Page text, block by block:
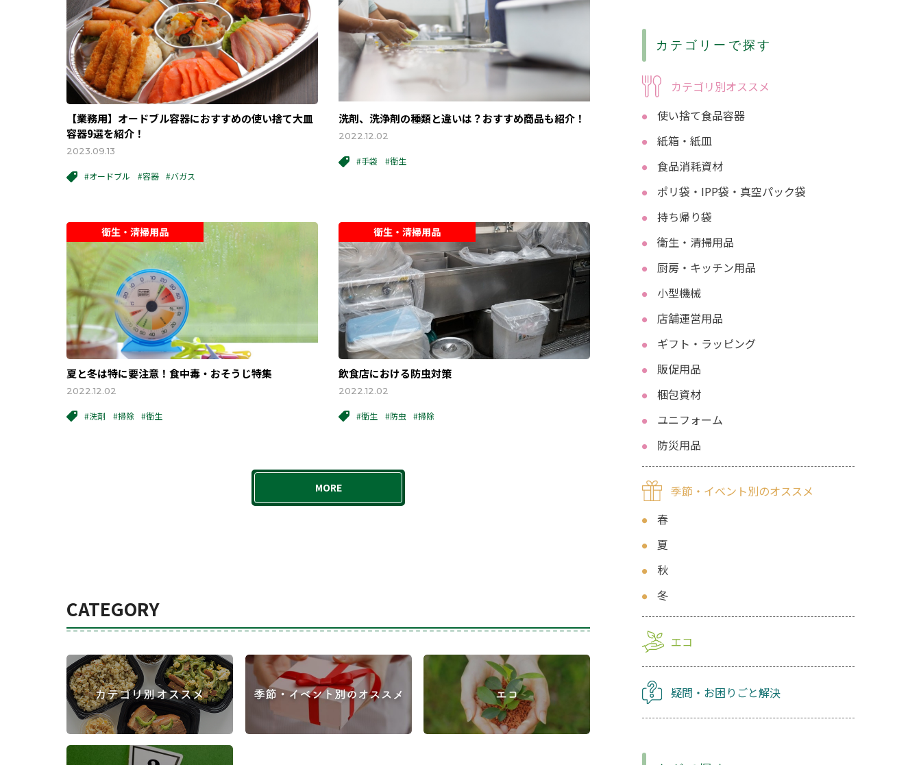
【業務用】オードブル容器におすすめの使い捨て大皿
容器9選を紹介！
2023.09.13
#オードブル #容器 #バガス
洗剤、洗浄剤の種類と違いは？おすすめ商品も紹介！
2022.12.02
#手袋 #衛生
衛生・清掃用品
夏と冬は特に要注意！食中毒・おそうじ特集
2022.12.02
#洗剤 #掃除 #衛生
衛生・清掃用品
飲食店における防虫対策
2022.12.02
#衛生 #防虫 #掃除
MORE
CATEGORY
カテゴリーで探す
カテゴリ別オススメ
使い捨て食品容器
紙箱・紙皿
食品消耗資材
ポリ袋・IPP袋・真空パック袋
持ち帰り袋
衛生・清掃用品
厨房・キッチン用品
小型機械
店舗運営用品
ギフト・ラッピング
販促用品
梱包資材
ユニフォーム
防災用品
季節・イベント別のオススメ
春
夏
秋
冬
エコ
疑問・お困りごと解決